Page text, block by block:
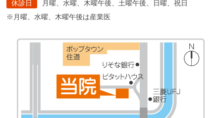
休診日
月曜、水曜、木曜午後、土曜午後、日曜、祝日
※月曜、水曜、木曜午後は産業医